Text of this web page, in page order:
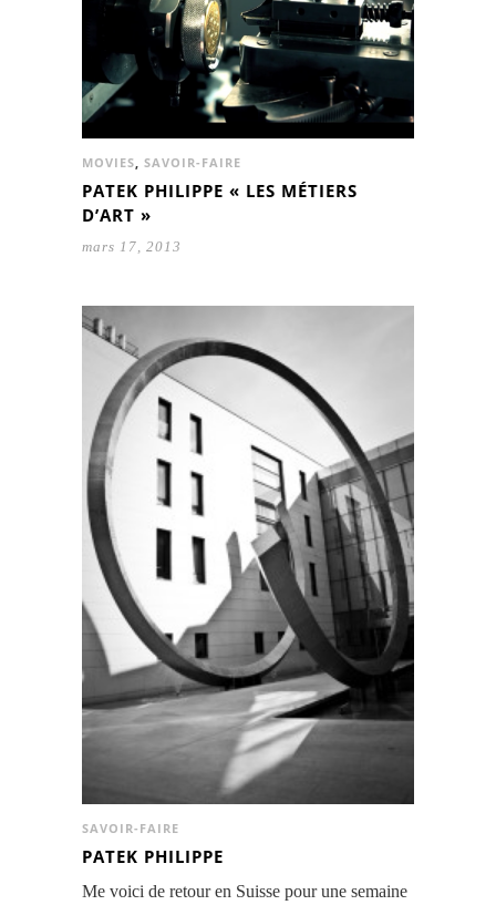
MOVIES SAVOIR-FAIRE
PATEK PHILIPPE « LES MÉTIERS
D’ART »
mars 17, 2013
SAVOIR-FAIRE
PATEK PHILIPPE
Me voici de retour en Suisse pour une semaine